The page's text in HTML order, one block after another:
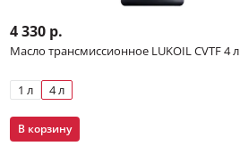
4 330 р.
Масло трансмиссионное LUKOIL CVTF 4 л
1 л 4 л
В корзину